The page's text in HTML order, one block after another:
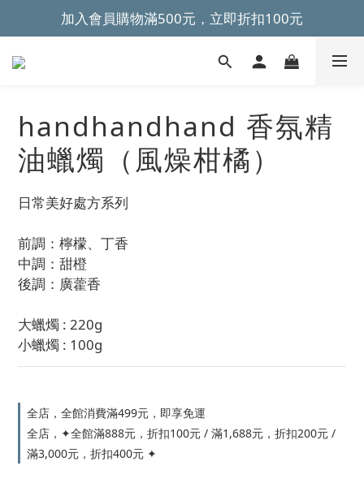
~全館滿499元免運~
~全館滿499元免運~
handhandhand 香氛精
油蠟燭（風燥柑橘）
日常美好處方系列
前調：檸檬、丁香
中調：甜橙
後調：廣藿香
大蠟燭 : 220g
小蠟燭 : 100g
全店，全館消費滿499元，即享免運
全店，✦全館滿888元，折扣100元 / 滿1,688元，折扣200元 /
滿3,000元，折扣400元 ✦